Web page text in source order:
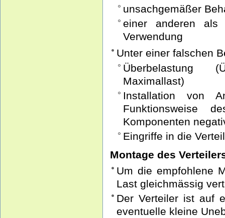
unsachgemäßer
einer anderen als
Verwendung
Unter einer falschen
Überbelastung
Maximallast)
Installation von
Funktionsweise
Komponenten
Eingriffe in die
Montage des
Um die empfohlene
Last gleichmässig
Der Verteiler ist auf
eventuelle kleine